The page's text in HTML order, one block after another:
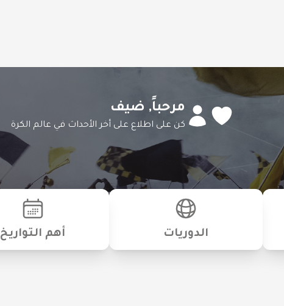
مرحباً, ضيف
كن على اطلاع على أخر الأحداث في عالم الكرة
الدوريات أهم التواريخ